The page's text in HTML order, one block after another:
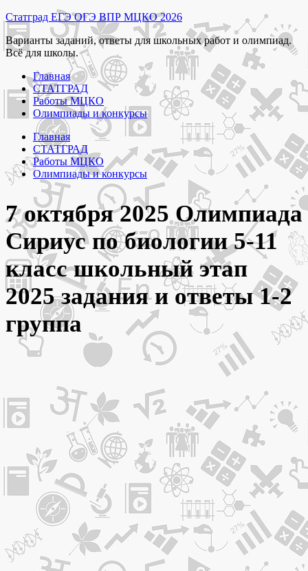
Перейти
к
содержимому
Статград ЕГЭ ОГЭ ВПР МЦКО 2026
Варианты заданий, ответы для школьных работ и олимпиад.
Всё для школы.
Главная
СТАТГРАД
Работы МЦКО
Олимпиады и конкурсы
Главная
СТАТГРАД
Работы МЦКО
Олимпиады и конкурсы
7 октября 2025 Олимпиада
Сириус по биологии 5-11
класс школьный этап
2025 задания и ответы 1-2
группа